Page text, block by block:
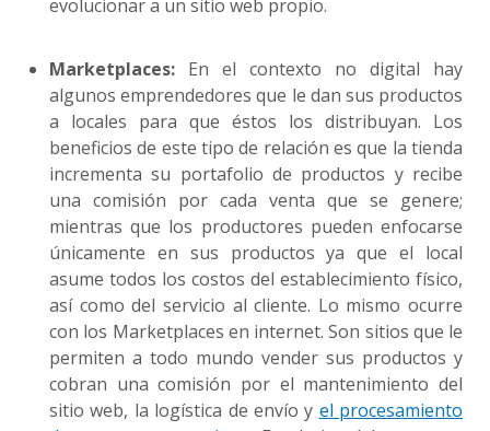
evolucionar a un sitio web propio.
Marketplaces: En el contexto no digital hay
algunos emprendedores que le dan sus productos
a locales para que éstos los distribuyan. Los
beneficios de este tipo de relación es que la tienda
incrementa su portafolio de productos y recibe
una comisión por cada venta que se genere;
mientras que los productores pueden enfocarse
únicamente en sus productos ya que el local
asume todos los costos del establecimiento físico,
así como del servicio al cliente. Lo mismo ocurre
con los Marketplaces en internet. Son sitios que le
permiten a todo mundo vender sus productos y
cobran una comisión por el mantenimiento del
sitio web, la logística de envío y el procesamiento